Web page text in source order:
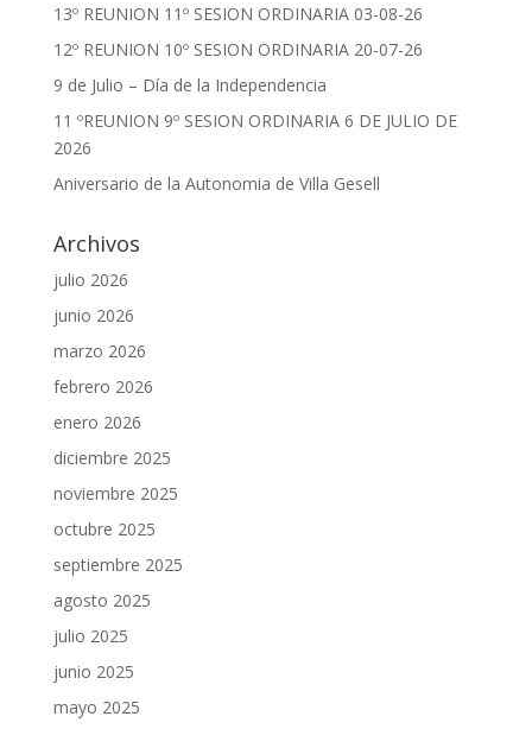
13º REUNION 11º SESION ORDINARIA 03-08-26
12º REUNION 10º SESION ORDINARIA 20-07-26
9 de Julio – Día de la Independencia
11 ºREUNION 9º SESION ORDINARIA 6 DE JULIO DE
2026
Aniversario de la Autonomia de Villa Gesell
Archivos
julio 2026
junio 2026
marzo 2026
febrero 2026
enero 2026
diciembre 2025
noviembre 2025
octubre 2025
septiembre 2025
agosto 2025
julio 2025
junio 2025
mayo 2025